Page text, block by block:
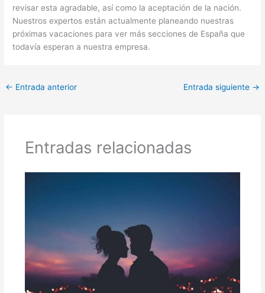
revisar esta agradable, así como la aceptación de la nación.
Nuestros expertos están actualmente planeando nuestras
próximas vacaciones para ver más secciones de España que
todavía esperan a nuestra empresa.
← Entrada anterior Entrada siguiente →
Entradas relacionadas